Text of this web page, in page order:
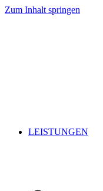
Zum Inhalt springen
LEISTUNGEN